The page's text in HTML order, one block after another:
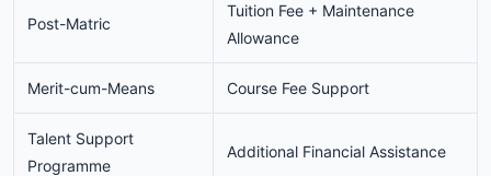
Post-Matric
Tuition Fee + Maintenance
Allowance
Merit-cum-Means Course Fee Support
Talent Support
Programme
Additional Financial Assistance